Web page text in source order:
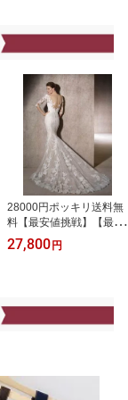
28000円ポッキリ送料無
料【最安値挑戦】【最安
値挑戦】レディース ウェ
ディングドレス ドレス
宴 二次会 パーティー 演
27,800円